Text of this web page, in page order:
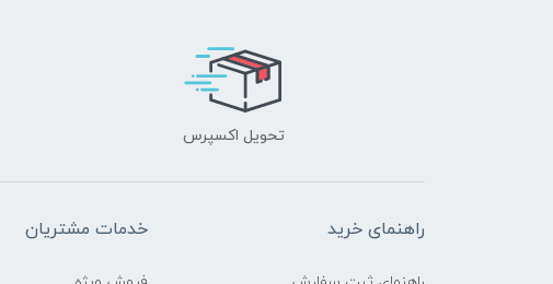
تحویل اکسپرس
راهنمای خرید خدمات مشتریان